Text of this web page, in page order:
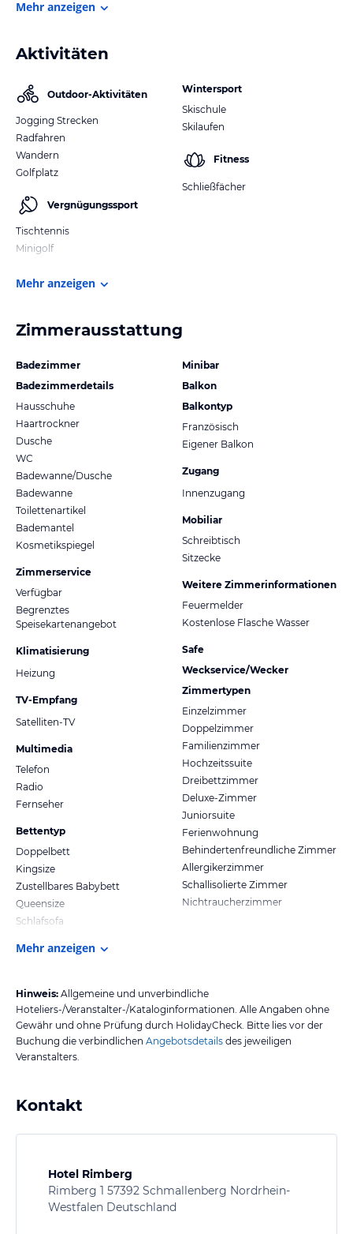
Mehr anzeigen
Aktivitäten
Outdoor-Aktivitäten
Jogging Strecken
Radfahren
Wandern
Golfplatz
Vergnügungssport
Tischtennis
Minigolf
Wintersport
Skischule
Skilaufen
Fitness
Schließfächer
Mehr anzeigen
Zimmerausstattung
Badezimmer
Badezimmerdetails
Hausschuhe
Haartrockner
Dusche
WC
Badewanne/Dusche
Badewanne
Toilettenartikel
Bademantel
Kosmetikspiegel
Zimmerservice
Verfügbar
Begrenztes
Speisekartenangebot
Klimatisierung
Heizung
TV-Empfang
Satelliten-TV
Multimedia
Telefon
Radio
Fernseher
Bettentyp
Doppelbett
Kingsize
Zustellbares Babybett
Queensize
Schlafsofa
Minibar
Balkon
Balkontyp
Französisch
Eigener Balkon
Zugang
Innenzugang
Mobiliar
Schreibtisch
Sitzecke
Weitere Zimmerinformationen
Feuermelder
Kostenlose Flasche Wasser
Safe
Weckservice/Wecker
Zimmertypen
Einzelzimmer
Doppelzimmer
Familienzimmer
Hochzeitssuite
Dreibettzimmer
Deluxe-Zimmer
Juniorsuite
Ferienwohnung
Behindertenfreundliche Zimmer
Allergikerzimmer
Schallisolierte Zimmer
Nichtraucherzimmer
Mehr anzeigen
Hinweis: Allgemeine und unverbindliche
Hoteliers-/Veranstalter-/Kataloginformationen. Alle Angaben ohne
Gewähr und ohne Prüfung durch HolidayCheck. Bitte lies vor der
Buchung die verbindlichen Angebotsdetails des jeweiligen
Veranstalters.
Kontakt
Hotel Rimberg
Rimberg 1 57392 Schmallenberg Nordrhein-
Westfalen Deutschland